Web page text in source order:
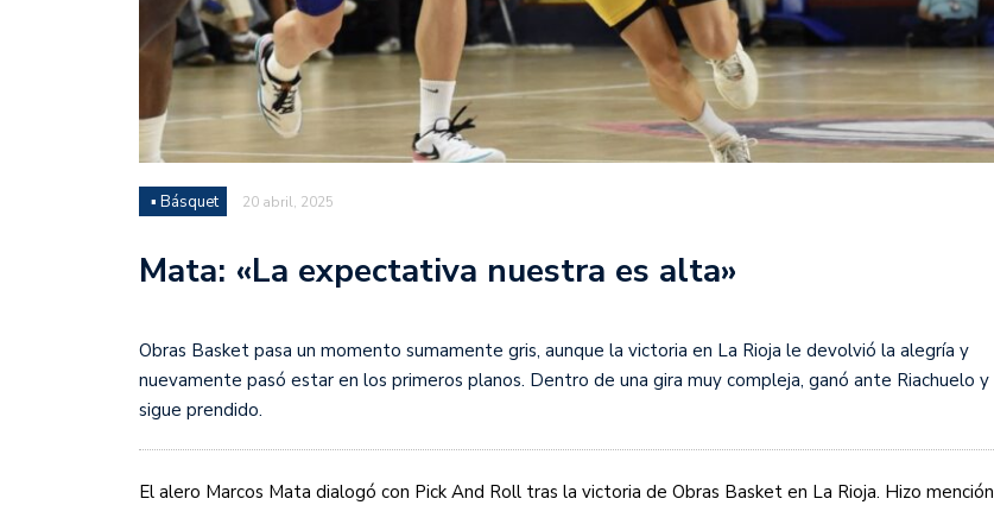
Simonet
Lista de la selección femenina de Argentina para la Copa Mundial de Hockey FIH
2026
Lista de la selección masculina de Argentina para la Copa Mundial de Hockey
Sudamericana
▪ Básquet 20 abril, 2025
Mata: «La expectativa nuestra es alta»
Obras Basket pasa un momento sumamente gris, aunque la victoria en La Rioja le devolvió la alegría y
nuevamente pasó estar en los primeros planos. Dentro de una gira muy compleja, ganó ante Riachuelo y
sigue prendido.
El alero Marcos Mata dialogó con Pick And Roll tras la victoria de Obras Basket en La Rioja. Hizo mención